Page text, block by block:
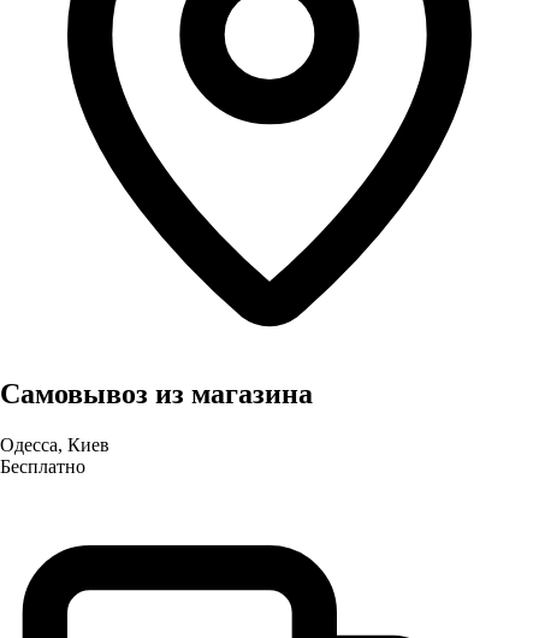
Самовывоз из магазина
Одесса, Киев
Бесплатно